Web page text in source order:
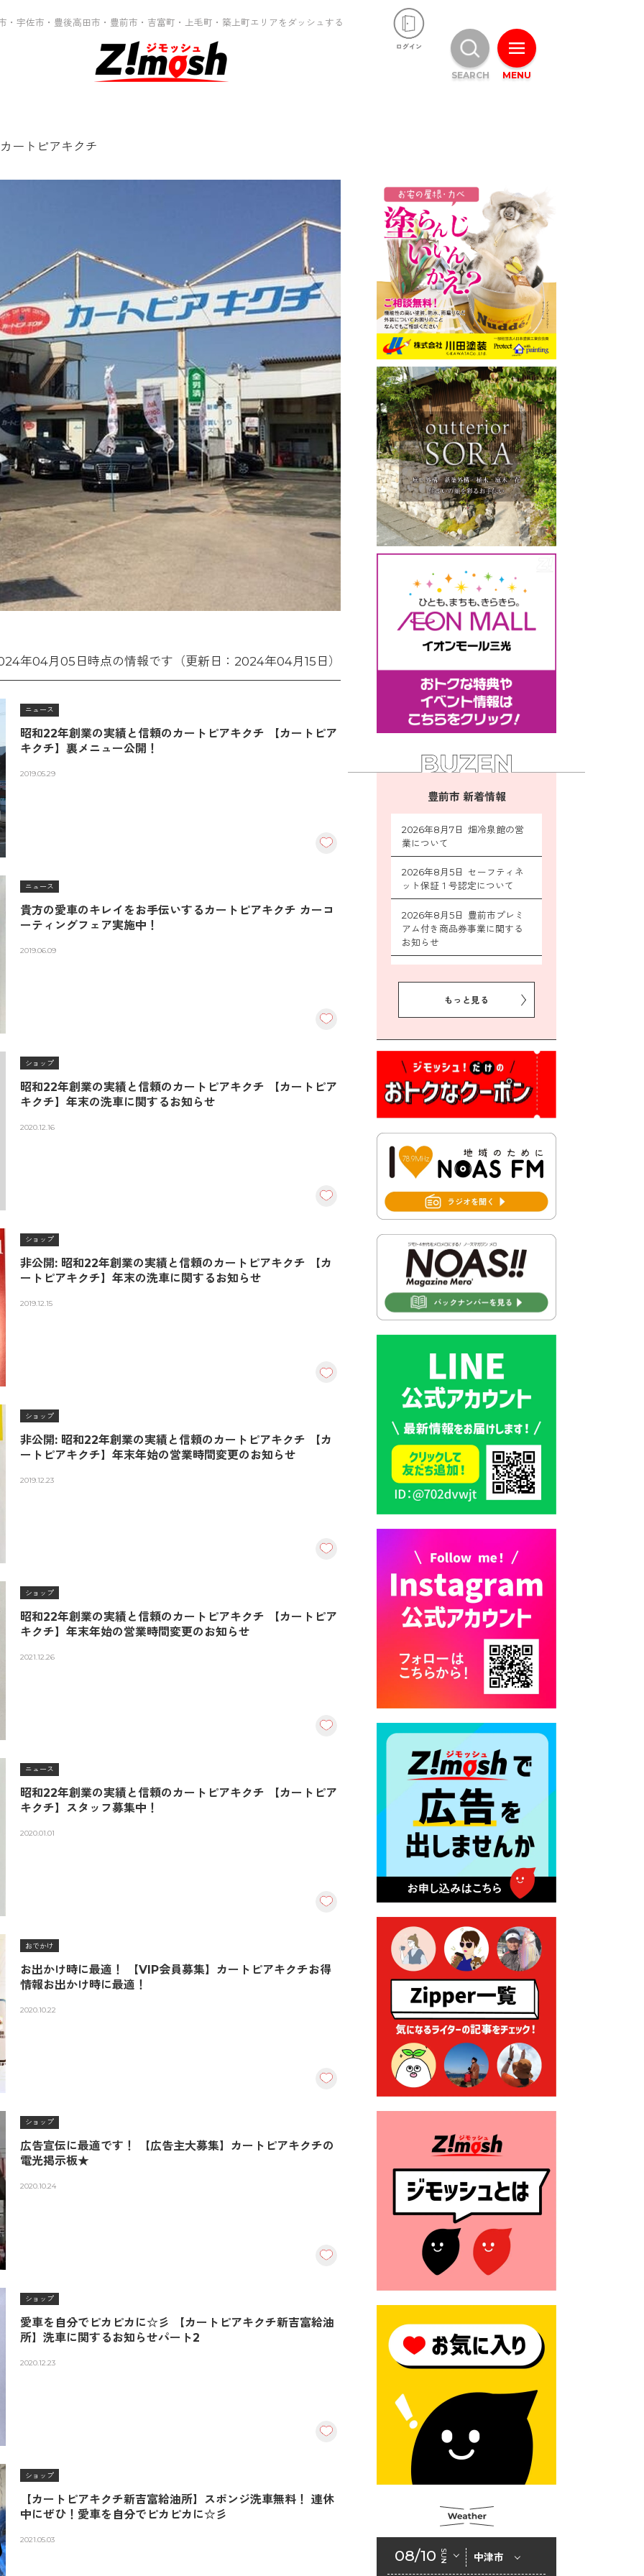
・宇佐市・豊後高田市・豊前市・吉富町・上毛町・築上町エリアをダッシュする
ートピアキクチ
年04月05日時点の情報です（更新日：2024年04月15日）
ニュース
昭和22年創業の実績と信頼のカートピアキクチ 【カートピア
キクチ】裏メニュー公開！
2019.05.29
ニュース
貴方の愛車のキレイをお手伝いするカートピアキクチ カーコ
ーティングフェア実施中！
2019.06.09
ショップ
昭和22年創業の実績と信頼のカートピアキクチ 【カートピア
キクチ】年末の洗車に関するお知らせ
2020.12.16
ショップ
非公開: 昭和22年創業の実績と信頼のカートピアキクチ 【カ
ートピアキクチ】年末の洗車に関するお知らせ
2019.12.15
ショップ
非公開: 昭和22年創業の実績と信頼のカートピアキクチ 【カ
ートピアキクチ】年末年始の営業時間変更のお知らせ
2019.12.23
ショップ
昭和22年創業の実績と信頼のカートピアキクチ 【カートピア
キクチ】年末年始の営業時間変更のお知らせ
2021.12.26
ニュース
昭和22年創業の実績と信頼のカートピアキクチ 【カートピア
キクチ】スタッフ募集中！
2020.01.01
おでかけ
お出かけ時に最適！ 【VIP会員募集】カートピアキクチお得
情報お出かけ時に最適！
2020.10.22
ショップ
広告宣伝に最適です！ 【広告主大募集】カートピアキクチの
電光掲示板★
2020.10.24
ショップ
愛車を自分でピカピカに☆彡 【カートピアキクチ新吉富給油
所】洗車に関するお知らせパート2
2020.12.23
ショップ
【カートピアキクチ新吉富給油所】スポンジ洗車無料！ 連休
中にぜひ！愛車を自分でピカピカに☆彡
2021.05.03
豊前市 新着情報
2026年8月7日 畑冷泉館の営
業について
2026年8月5日 セーフティネ
ット保証１号認定について
2026年8月5日 豊前市プレミ
アム付き商品券事業に関する
お知らせ
ン作戦参加者募集
対抗「福岡駅伝」出場選手募
集！
2026年7月31日 第６次豊前市
総合計画後期基本計画策定業
書が変わります！
2026年7月30日 豊前市立豊前
中学校の進捗状況について
2026年7月30日 豊前市立学校
2026年7月30日 豊前市立学校
紹介≪再編計画の見直しにつ
いて≫
2026年7月29日 豊前市指定ご
み袋販売のお知らせ
2026年7月28日 豊前カラス天
狗みなと祭り（花火大会）開
催決定！
2026年7月28日 令和8年度
京築地区水道企業団職員採用
試験（募集）
2026年7月27日 マイナンバー
カード交付に伴う休日および
平日夜間開庁の案内
2026年7月22日 令和８年度
「こども文化パスポート事
2026年7月21日 卜仙の郷 お
盆期間の営業時間のお知らせ
2026年7月17日 バス経路検索
のご利用案内
2026年7月10日 台湾伝統音楽
団体 「北埔八音団・楽善軒」
公演開催のお知らせ
ンディング型ふるさと納税の
実施について
2026年7月9日 農地法等に係
る各種申請に係る登記事項証
明書の添付省略について
2026年7月9日 廃食用油の回
収
2026年7月7日 「おゆずりコ
ーナー」について
2026年7月1日 豊前市民プール
一般開放
（令和８年４月１日施行）
格改定
2026年6月23日 公告一覧（市
内業者対象）を更新しまし
2026年6月23日 （一財）豊前
市佐野・則尾育英会奨学生募
2026年6月18日 セアカゴケグ
モにご注意ください！
ェルターの指定
2026年6月10日 令和８年経済
センサス-活動調査
2026年6月9日 令和８年第３
回定例会「一般質問一覧表」
2026年6月5日 新婚世帯の家
2026年6月2日 戸籍に氏名の
振り仮名が記載されます
もっと見る
08/10 SUN 中津市
MENU
SEARCH